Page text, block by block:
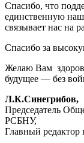
Спасибо, что
единственную
связывает нас на
Спасибо за
Желаю Вам
будущее — без
Л.К.Синегрибов,
Председатель
РСБНУ,
Главный редактор